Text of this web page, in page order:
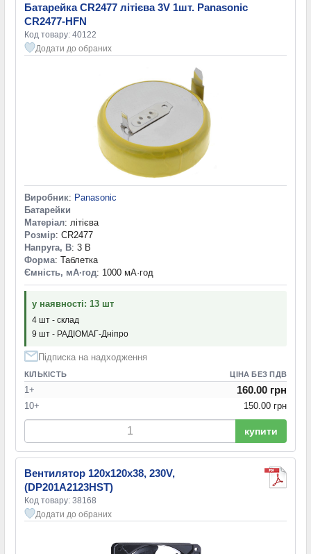
Батарейка CR2477 літієва 3V 1шт. Panasonic
CR2477-HFN
Код товару: 40122
Додати до обраних
Виробник: Panasonic
Батарейки
Матеріал: літієва
Розмір: CR2477
Напруга, В: 3 В
Форма: Таблетка
Ємність, мА·год: 1000 мА·год
у наявності: 13 шт
4 шт - склад
9 шт - РАДІОМАГ-Дніпро
Підписка на надходження
КІЛЬКІСТЬ ЦІНА БЕЗ ПДВ
1+ 160.00 грн
10+ 150.00 грн
купити
Вентилятор 120x120x38, 230V,
(DP201A2123HST)
Код товару: 38168
Додати до обраних